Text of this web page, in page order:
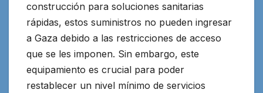
construcción para soluciones sanitarias
rápidas, estos suministros no pueden ingresar
a Gaza debido a las restricciones de acceso
que se les imponen. Sin embargo, este
equipamiento es crucial para poder
restablecer un nivel mínimo de servicios